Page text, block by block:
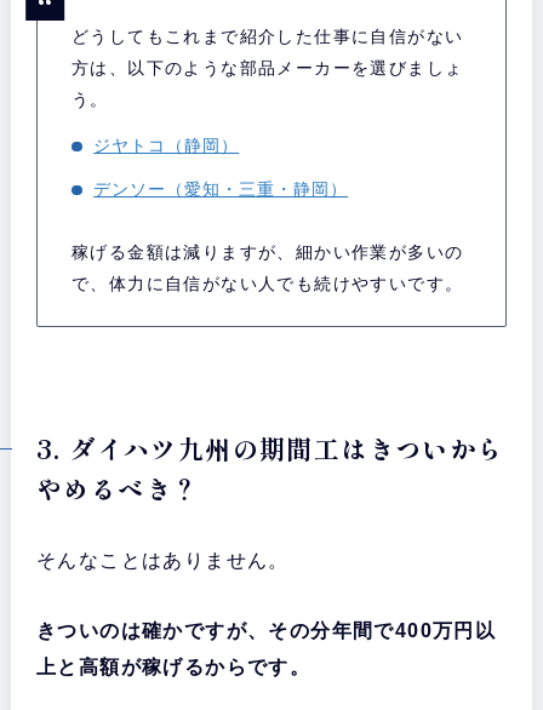
どうしてもこれまで紹介した仕事に自信がない
方は、以下のような部品メーカーを選びましょ
う。
ジヤトコ（静岡）
デンソー（愛知・三重・静岡）
稼げる金額は減りますが、細かい作業が多いの
で、体力に自信がない人でも続けやすいです。
3. ダイハツ九州の期間工はきついから
やめるべき？
そんなことはありません。
きついのは確かですが、その分年間で400万円以
上と高額が稼げるからです。